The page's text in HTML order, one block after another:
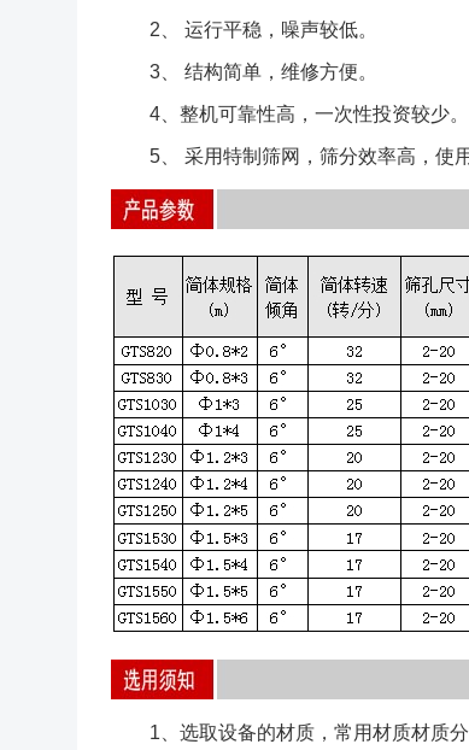
2、 运行平稳，噪声较低。
3、 结构简单，维修方便。
4、整机可靠性高，一次性投资较少。
5、 采用特制筛网，筛分效率高，使用
1、选取设备的材质，常用材质材质分